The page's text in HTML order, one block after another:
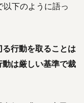
以下のように語っ
る行動を取ることは
は厳しい基準で裁